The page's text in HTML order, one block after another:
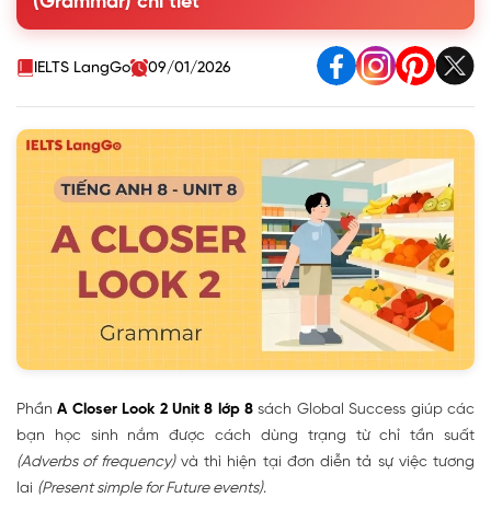
IELTS LangGo 09/01/2026
PhầnA Closer Look 2 Unit 8 lớp 8 sách Global Success giúp các
bạn học sinh nắm được cách dùng trạng từ chỉ tần suất
(Adverbs of frequency)và thì hiện tại đơn diễn tả sự việc tương
lai (Present simple for Future events).